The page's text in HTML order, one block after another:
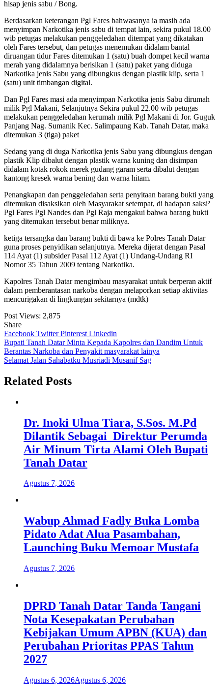
hisap jenis sabu / Bong.
Berdasarkan keterangan Pgl Fares bahwasanya ia masih ada
menyimpan Narkotika jenis sabu di tempat lain, sekira pukul 18.00
wib petugas melakukan penggeledahan ditempat yang dikatakan
oleh Fares tersebut, dan petugas menemukan didalam bantal
diruangan tidur Fares ditemukan 1 (satu) buah dompet kecil warna
merah yang didalamnya berisikan 1 (satu) paket yang diduga
Narkotika jenis Sabu yang dibungkus dengan plastik klip, serta 1
(satu) unit timbangan digital.
Dan Pgl Fares masi ada menyimpan Narkotika jenis Sabu dirumah
milik Pgl Makani, Selanjutnya Sekira pukul 22.00 wib petugas
melakukan penggeledahan kerumah milik Pgl Makani di Jor. Guguk
Panjang Nag. Sumanik Kec. Salimpaung Kab. Tanah Datar, maka
ditemukan 3 (tiga) paket
Sedang yang di duga Narkotika jenis Sabu yang dibungkus dengan
plastik Klip dibalut dengan plastik warna kuning dan disimpan
didalam kotak rokok merek gudang garam serta dibalut dengan
kantong kresek warna bening dan warna hitam.
Penangkapan dan penggeledahan serta penyitaan barang bukti yang
ditemukan disaksikan oleh Masyarakat setempat, di hadapan saksi²
Pgl Fares Pgl Nandes dan Pgl Raja mengakui bahwa barang bukti
yang ditemukan tersebut benar miliknya.
ketiga tersangka dan barang bukti di bawa ke Polres Tanah Datar
guna proses penyidikan selanjutnya. Mereka dijerat dengan Pasal
114 Ayat (1) subsider Pasal 112 Ayat (1) Undang-Undang RI
Nomor 35 Tahun 2009 tentang Narkotika.
Kapolres Tanah Datar mengimbau masyarakat untuk berperan aktif
dalam pemberantasan narkoba dengan melaporkan setiap aktivitas
mencurigakan di lingkungan sekitarnya (mdtk)
Post Views: 2,875
Share
Facebook TwitterPinterest Linkedin
Navigasi
pos
Bupati Tanah Datar Minta Kepada Kapolres dan Dandim Untuk
Berantas Narkoba dan Penyakit masyarakat lainya
Selamat Jalan Sahabatku Musriadi Musanif Sag
Related Posts
Dr. Inoki Ulma Tiara, S.Sos. M.Pd
Dilantik Sebagai Direktur Perumda
Air Minum Tirta Alami Oleh Bupati
Tanah Datar
Agustus 7, 2026
Wabup Ahmad Fadly Buka Lomba
Pidato Adat Alua Pasambahan,
Launching Buku Memoar Mustafa
Agustus 7, 2026
DPRD Tanah Datar Tanda Tangani
Nota Kesepakatan Perubahan
Kebijakan Umum APBN (KUA) dan
Perubahan Prioritas PPAS Tahun
2027
Agustus 6, 2026Agustus 6, 2026